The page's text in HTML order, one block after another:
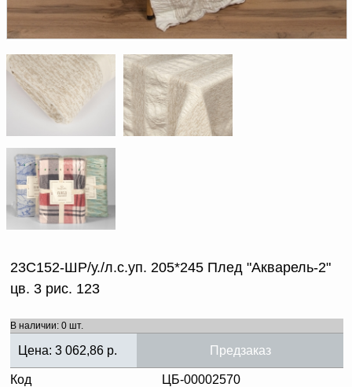
Новости | Статьи
23С152-ШР/у./л.с.уп. 205*245 Плед "Акварель-2"
цв. 3 рис. 123
В наличии: 0 шт.
Цена: 3 062,86 р. Предзаказ
Код
ЦБ-00002570
Добавить
в